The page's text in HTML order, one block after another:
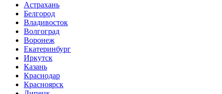
Астрахань
Белгород
Владивосток
Волгоград
Воронеж
Екатеринбург
Иркутск
Казань
Краснодар
Красноярск